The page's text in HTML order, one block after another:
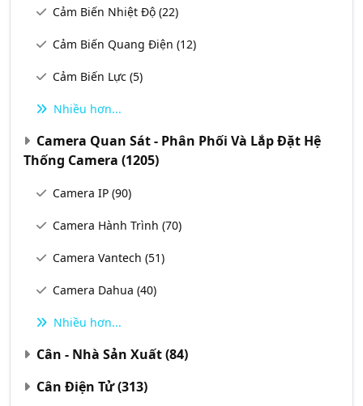
Cảm Biến Nhiệt Độ (22)
Cảm Biến Quang Điện (12)
Cảm Biến Lực (5)
Nhiều hơn...
Camera Quan Sát - Phân Phối Và Lắp Đặt Hệ
Thống Camera (1205)
Camera IP (90)
Camera Hành Trình (70)
Camera Vantech (51)
Camera Dahua (40)
Nhiều hơn...
Cân - Nhà Sản Xuất(84)
Cân Điện Tử(313)